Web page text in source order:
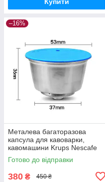
–16%
Металева багаторазова
капсула для кавоварки,
кавомашини Krups Nescafe
Dolce Gusto iCafilas
Готово до відправки
380 ₴ 450 ₴